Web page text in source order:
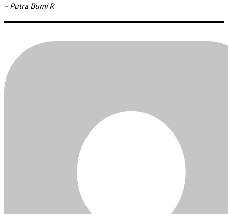
– Putra Bumi R